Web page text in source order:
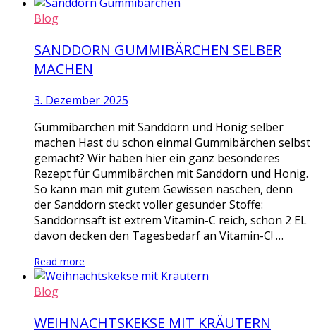
Blog
SANDDORN GUMMIBÄRCHEN SELBER
MACHEN
3. Dezember 2025
Gummibärchen mit Sanddorn und Honig selber
machen Hast du schon einmal Gummibärchen selbst
gemacht? Wir haben hier ein ganz besonderes
Rezept für Gummibärchen mit Sanddorn und Honig.
So kann man mit gutem Gewissen naschen, denn
der Sanddorn steckt voller gesunder Stoffe:
Sanddornsaft ist extrem Vitamin-C reich, schon 2 EL
davon decken den Tagesbedarf an Vitamin-C! …
Read more
Blog
WEIHNACHTSKEKSE MIT KRÄUTERN